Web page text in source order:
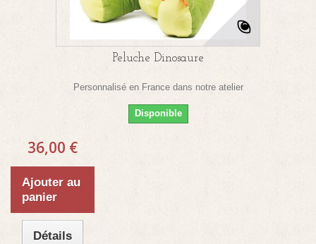
Peluche Dinosaure
Personnalisé en France dans notre atelier
Disponible
36,00 €
Ajouter au
panier
Détails